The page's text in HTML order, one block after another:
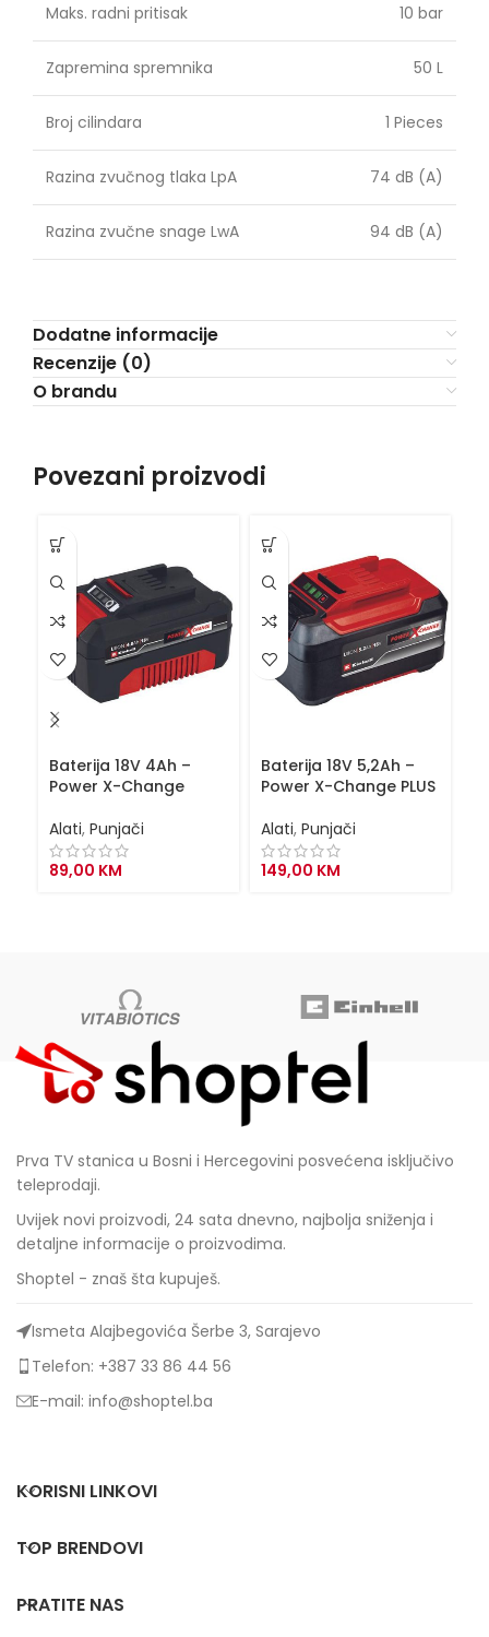
Maks. radni pritisak 10 bar
Zapremina spremnika 50 L
Broj cilindara 1 Pieces
Razina zvučnog tlaka LpA 74 dB (A)
Razina zvučne snage LwA 94 dB (A)
Dodatne informacije
Recenzije (0)
O brandu
Povezani proizvodi
Baterija 18V 4Ah –
Power X-Change
Alati, Punjači
89,00 KM
Baterija 18V 5,2Ah –
Power X-Change PLUS
Alati, Punjači
149,00 KM
Prva TV stanica u Bosni i Hercegovini posvećena isključivo
teleprodaji.
Uvijek novi proizvodi, 24 sata dnevno, najbolja sniženja i
detaljne informacije o proizvodima.
Shoptel - znaš šta kupuješ.
Ismeta Alajbegovića Šerbe 3, Sarajevo
Telefon: +387 33 86 44 56
E-mail: info@shoptel.ba
KORISNI LINKOVI
TOP BRENDOVI
PRATITE NAS